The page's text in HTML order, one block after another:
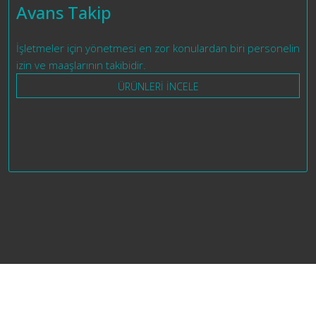
Avans Takip
İşletmeler için yönetmesi en zor konulardan biri personelin
izin ve maaşlarının takibidir.
ÜRÜNLERİ İNCELE